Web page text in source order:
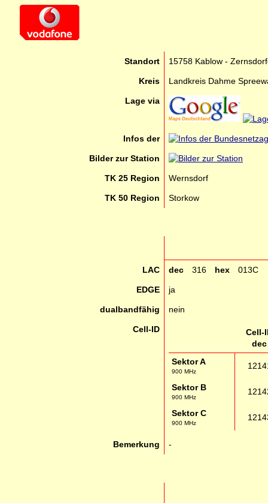
Standort 15758 Kablow -
Kreis Landkreis Dahme
Lage via
Infos der
Bilder zur Station
TK 25 Region Wernsdorf
TK 50 Region Storkow
LAC dec 316 hex 013C
EDGE ja
dualbandfähig nein
Cell-ID
Cell-
dec
Sektor A
900 MHz
Sektor B
900 MHz
Sektor C
900 MHz
Bemerkung -